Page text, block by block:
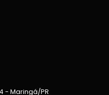
- Maringá/PR